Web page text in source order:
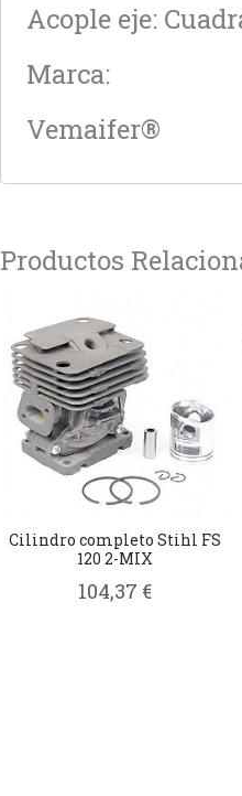
Acople eje:
Marca:
Vemaifer®
Productos
Cilindro completo Stihl FS
120 2-MIX
104,37 €